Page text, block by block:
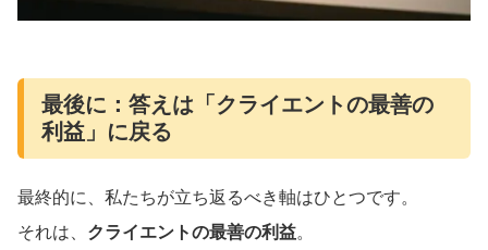
最後に：答えは「クライエントの最善の
利益」に戻る
最終的に、私たちが立ち返るべき軸はひとつです。
それは、 クライエントの最善の利益。